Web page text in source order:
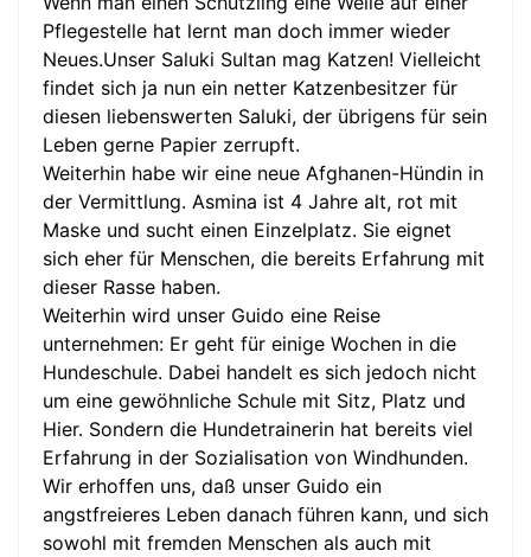
Pflegestelle hat lernt man doch immer wieder
Neues.Unser Saluki Sultan mag Katzen! Vielleicht
findet sich ja nun ein netter Katzenbesitzer für
diesen liebenswerten Saluki, der übrigens für sein
Leben gerne Papier zerrupft.
Weiterhin habe wir eine neue Afghanen-Hündin in
der Vermittlung. Asmina ist 4 Jahre alt, rot mit
Maske und sucht einen Einzelplatz. Sie eignet
sich eher für Menschen, die bereits Erfahrung mit
dieser Rasse haben.
Weiterhin wird unser Guido eine Reise
unternehmen: Er geht für einige Wochen in die
Hundeschule. Dabei handelt es sich jedoch nicht
um eine gewöhnliche Schule mit Sitz, Platz und
Hier. Sondern die Hundetrainerin hat bereits viel
Erfahrung in der Sozialisation von Windhunden.
Wir erhoffen uns, daß unser Guido ein
angstfreieres Leben danach führen kann, und sich
sowohl mit fremden Menschen als auch mit